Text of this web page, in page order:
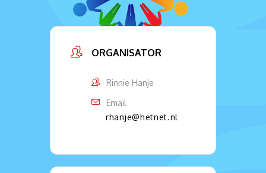
ORGANISATOR
Rinnie Hanje
Email
rhanje@hetnet.nl